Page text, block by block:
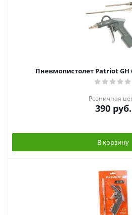
Пневмопистолет Patriot GH
Розничная
390руб.
В корзину